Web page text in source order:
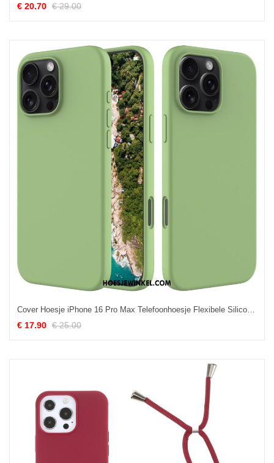
€ 20.70 € 29.00
Cover Hoesje iPhone 16 Pro Max Telefoonhoesje Flexibele Siliconen
€ 17.90 € 25.00